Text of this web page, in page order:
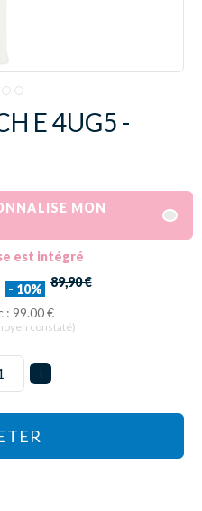
E 4UG5 -
MON
est intégré
- 10% 89,90 €
: 99.00 €
constaté)